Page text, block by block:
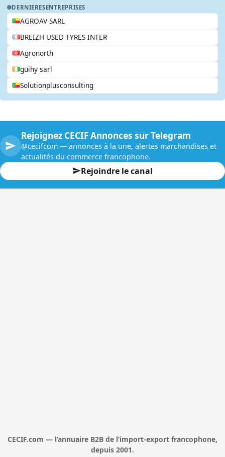
DERNIERESENTREPRISES
AGROAV SARL
BREIZH USED TYRES INTER
Agronorth
guihy sarl
Solutionplusconsulting
Rejoignez CECIF Annonces sur Telegram
@cecifcom — annonces à la une, alertes marchandises et
actualités du commerce francophone.
Rejoindre le canal
CECIF.com — l’annuaire B2B de l’import-export francophone,
depuis 2001.